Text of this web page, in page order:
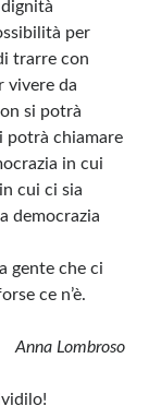
per
trarre con
vivere da
si potrà
potrà chiamare
in cui
cui ci sia
democrazia
gente che ci
ce n’è.
Anna Lombroso